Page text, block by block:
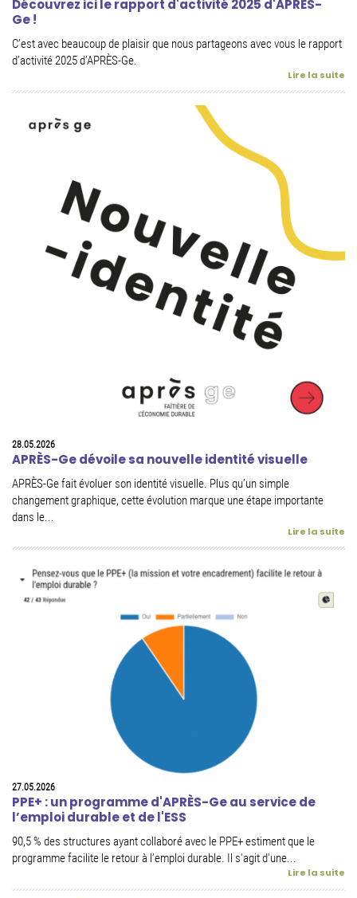
Découvrez ici le rapport d'activité 2025 d'APRÈS-
Ge !
C’est avec beaucoup de plaisir que nous partageons avec vous le rapport
d’activité 2025 d’APRÈS-Ge.
Lire la suite
28.05.2026
APRÈS-Ge dévoile sa nouvelle identité visuelle
APRÈS-Ge fait évoluer son identité visuelle. Plus qu’un simple
changement graphique, cette évolution marque une étape importante
dans le...
Lire la suite
27.05.2026
PPE+ : un programme d'APRÈS-Ge au service de
l’emploi durable et de l'ESS
90,5 % des structures ayant collaboré avec le PPE+ estiment que le
programme facilite le retour à l’emploi durable. Il s'agit d'une...
Lire la suite